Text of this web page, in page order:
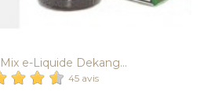
e-Liquide Dekang...
45 avis